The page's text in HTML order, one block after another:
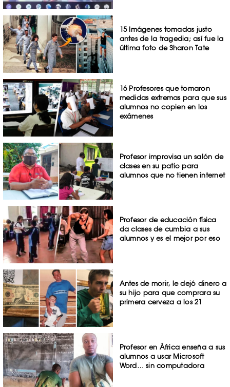
15 Imágenes tomadas justo
antes de la tragedia; así fue la
última foto de Sharon Tate
16 Profesores que tomaron
medidas extremas para que sus
alumnos no copien en los
exámenes
Profesor improvisa un salón de
clases en su patio para
alumnos que no tienen internet
Profesor de educación física
da clases de cumbia a sus
alumnos y es el mejor por eso
Antes de morir, le dejó dinero a
su hijo para que comprara su
primera cerveza a los 21
Profesor en África enseña a sus
alumnos a usar Microsoft
Word… sin computadora